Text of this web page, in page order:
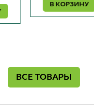
В КОРЗИНУ
ВСЕ ТОВАРЫ